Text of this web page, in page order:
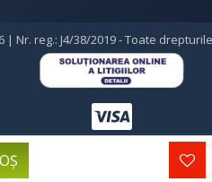
| Nr. reg.: J4/38/2019 - Toate